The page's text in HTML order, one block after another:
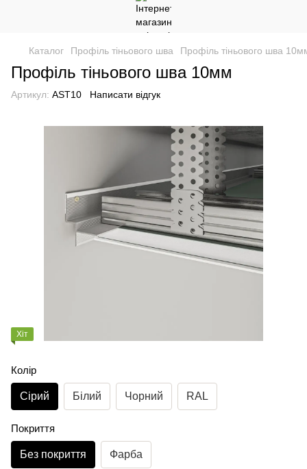
Каталог Профіль тіньового шва Профіль тіньового шва
Профіль тіньового шва 10мм
Артикул: AST10 Написати відгук
Хіт
Колір
Сірий Білий Чорний RAL
Покриття
Без покриття Фарба